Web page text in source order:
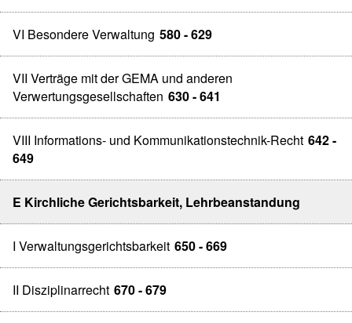
VI Besondere Verwaltung 580 - 629
VII Verträge mit der GEMA und anderen
Verwertungsgesellschaften 630 - 641
VIII Informations- und Kommunikationstechnik-Recht 642 -
649
E Kirchliche Gerichtsbarkeit, Lehrbeanstandung
I Verwaltungsgerichtsbarkeit 650 - 669
II Disziplinarrecht 670 - 679